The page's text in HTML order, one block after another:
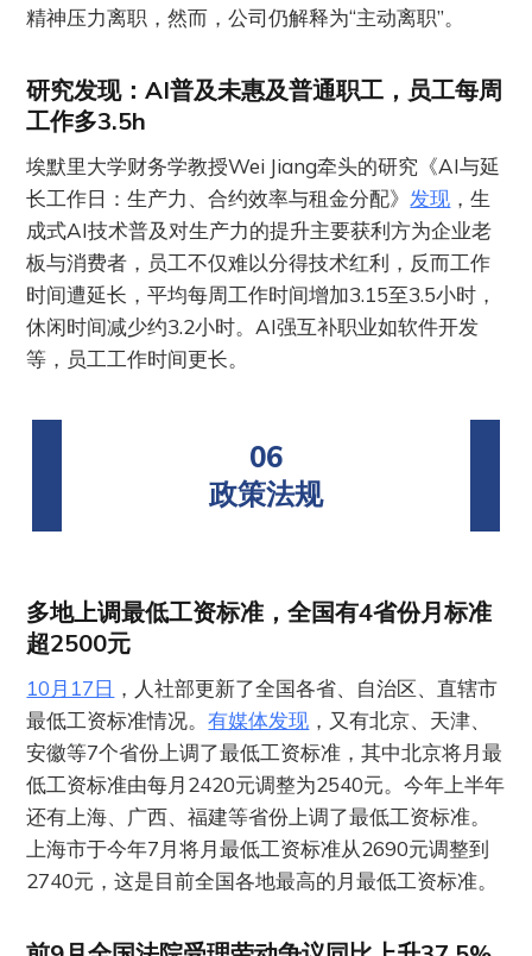
精神压力离职，然而，公司仍解释为“主动离职”。
研究发现：AI普及未惠及普通职工，员工每周
工作多3.5h
埃默里大学财务学教授Wei Jiang牵头的研究《AI与延
长工作日：生产力、合约效率与租金分配》发现 ，生
成式AI技术普及对生产力的提升主要获利方为企业老
板与消费者，员工不仅难以分得技术红利，反而工作
时间遭延长，平均每周工作时间增加3.15至3.5小时，
休闲时间减少约3.2小时。AI强互补职业如软件开发
等，员工工作时间更长。
06
政策法规
多地上调最低工资标准，全国有4省份月标准
超2500元
10月17日 ，人社部更新了全国各省、自治区、直辖市
最低工资标准情况。有媒体发现 ，又有北京、天津、
安徽等7个省份上调了最低工资标准，其中北京将月最
低工资标准由每月2420元调整为2540元。今年上半年
还有上海、广西、福建等省份上调了最低工资标准。
上海市于今年7月将月最低工资标准从2690元调整到
2740元，这是目前全国各地最高的月最低工资标准。